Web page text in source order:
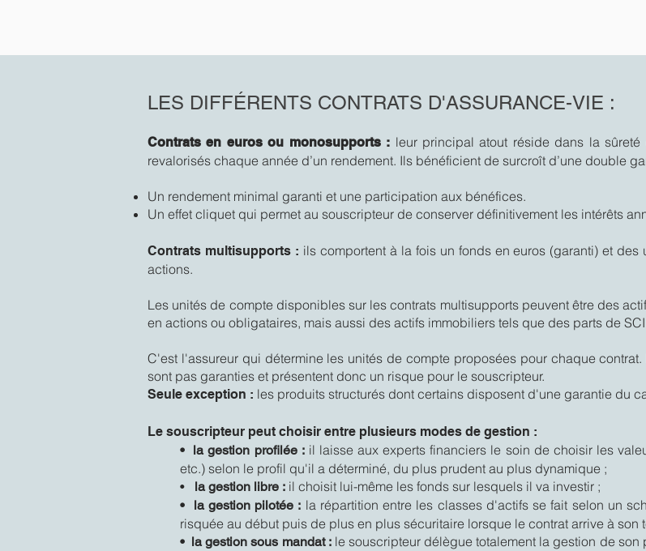
LES DIFFÉRENTS CONTRATS D'ASSURANCE-VIE :
Contrats en euros ou monosupports : leur principal atout réside dans la
revalorisés chaque année d’un rendement. Ils bénéficient de surcroît d’une double
Un rendement minimal garanti et une participation aux bénéfices.
Un effet cliquet qui permet au souscripteur de conserver définitivement les intérêts
Contrats multisupports : ils comportent à la fois un fonds en euros (garanti) et
actions.
Les unités de compte disponibles sur les contrats multisupports peuvent être des
en actions ou obligataires, mais aussi des actifs immobiliers tels que des parts de
C'est l'assureur qui détermine les unités de compte proposées pour chaque
sont pas garanties et présentent donc un risque pour le souscripteur.
Seule exception : les produits structurés dont certains disposent d'une garantie du
Le souscripteur peut choisir entre plusieurs modes de gestion :
• la gestion profilée :il laisse aux experts financiers le soin de choisir les
etc.) selon le profil qu'il a déterminé, du plus prudent au plus dynamique ;
• la gestion libre : il choisit lui-même les fonds sur lesquels il va investir ;
• la gestion pilotée : la répartition entre les classes d'actifs se fait selon un
risquée au début puis de plus en plus sécuritaire lorsque le contrat arrive à son
• la gestion sous mandat : le souscripteur délègue totalement la gestion de